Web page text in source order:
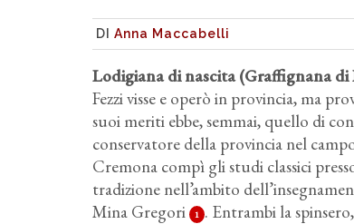
DI Anna Maccabelli
Lodigiana di nascita (Graffignana di
Fezzi visse e operò in provincia, ma
suoi meriti ebbe, semmai, quello di
conservatore della provincia nel
Cremona compì gli studi classici
tradizione nell’ambito
Mina Gregori
1 . Entrambi la